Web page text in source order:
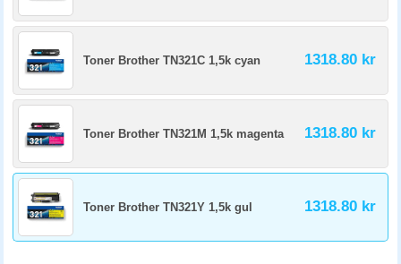
Toner Brother TN321C 1,5k cyan 1318.80 kr
Toner Brother TN321M 1,5k magenta 1318.80 kr
Toner Brother TN321Y 1,5k gul 1318.80 kr